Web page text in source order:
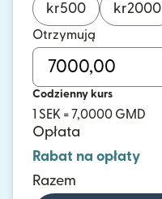
kr500 kr2000
Otrzymują
Codzienny kurs
1 SEK = 7,0000 GMD
Opłata
Rabat na opłaty
Razem